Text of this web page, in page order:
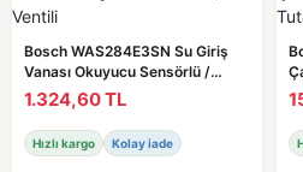
Bosch WAS284E3SN Su Giriş
Vanası Okuyucu Sensörlü /
Ventili
1.324,60 TL
Hızlı kargo Kolay iade